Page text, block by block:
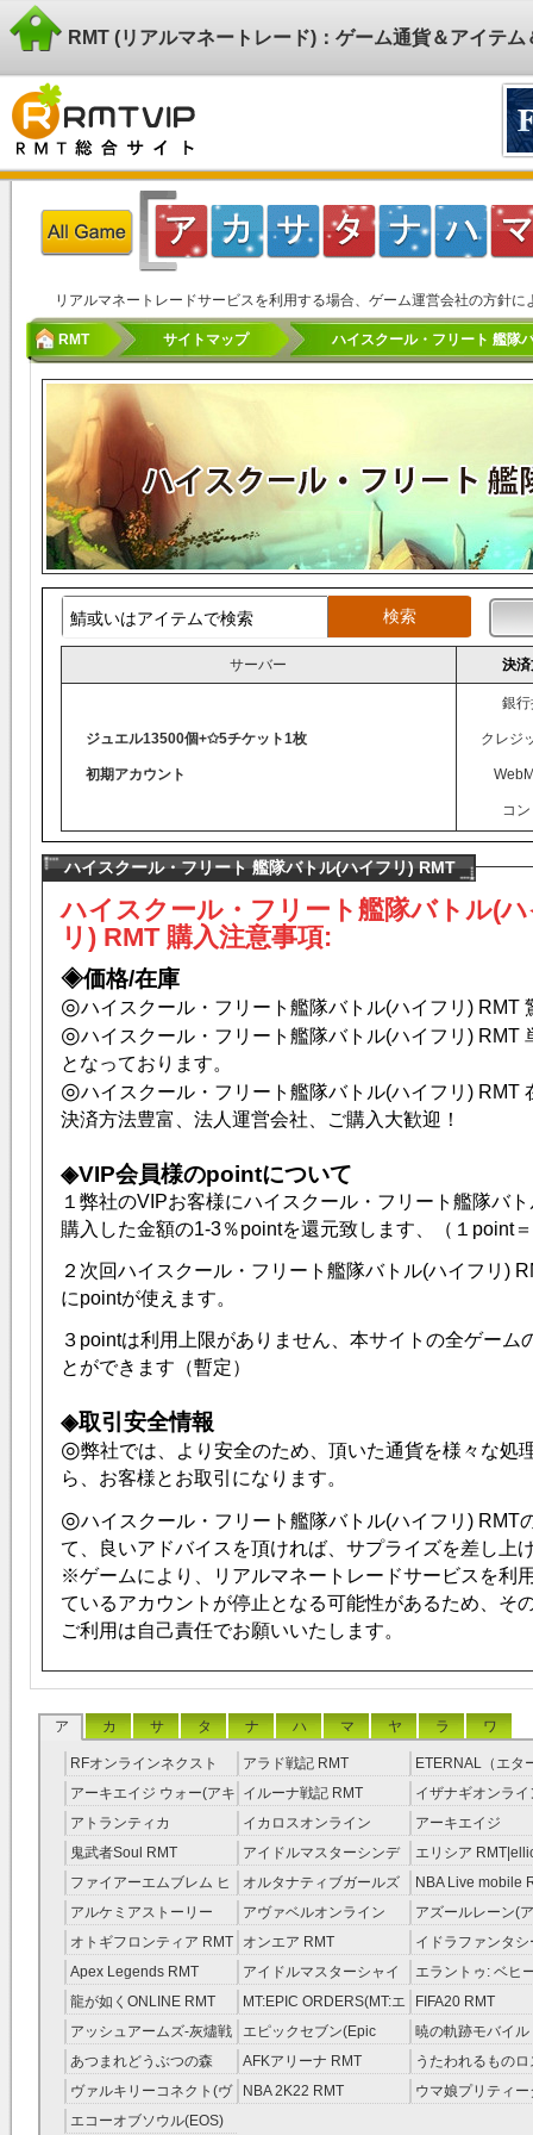
RMT (リアルマネートレード)：ゲーム通貨＆アイテ
リアルマネートレードサービスを利用する場合、ゲーム運営会社の方針
RMT サイトマップ ハイスクール・フリート 艦隊
サーバー 決
ジュエル13500個+✩5チケット1枚
初期アカウント
銀
クレジ
コ
ハイスクール・フリート 艦隊バトル(ハイフリ) RMT
ハイスクール・フリート艦隊バトル(
リ) RMT 購入注意事項:
◈価格/在庫
◎ハイスクール・フリート艦隊バトル(ハイフリ) RMT
◎ハイスクール・フリート艦隊バトル(ハイフリ) RMT
となっております。
◎ハイスクール・フリート艦隊バトル(ハイフリ) RMT
決済方法豊富、法人運営会社、ご購入大歓迎！
◈VIP会員様のpointについて
１弊社のVIPお客様にハイスクール・フリート艦隊バ
購入した金額の1-3％pointを還元致します、（１point
２次回ハイスクール・フリート艦隊バトル(ハイフリ)
にpointが使えます。
３pointは利用上限がありません、本サイトの全ゲーム
とができます（暫定）
◈取引安全情報
◎弊社では、より安全のため、頂いた通貨を様々な処
ら、お客様とお取引になります。
◎ハイスクール・フリート艦隊バトル(ハイフリ) RMT
て、良いアドバイスを頂ければ、サプライズを差し上
※ゲームにより、リアルマネートレードサービスを利
ているアカウントが停止となる可能性があるため、そ
ご利用は自己責任でお願いいたします。
ア カ サ タ ナ ハ マ ヤ ラ ワ
RFオンラインネクスト
RMT
アラド戦記 RMT
ETERNAL（エタ
RMT
アーキエイジ ウォー(アキ
ウオ) RMT
イルーナ戦記 RMT
イザナギオンライ
アトランティカ
RMT|Atlantica RMT
イカロスオンライン
RMT（予約制）
アーキエイジ
RMT|ArcheAge
約制）
鬼武者Soul RMT
アイドルマスターシンデ
レラガールズ(モバマス)
RMT
エリシア
RMT
ファイアーエムブレム ヒ
ーローズ(FEヒーローズ)
RMT
オルタナティブガールズ
RMT
NBA Live mobile
アルケミアストーリー
（アルスト） RMT
アヴァベルオンライン
RMT
アズールレーン(
RMT
オトギフロンティア RMT オンエア RMT
イドラファンタシ
ーサーガ RMT
Apex Legends RMT
アイドルマスターシャイ
ニーカラーズ(シャニマス)
RMT
エラントゥ: ベヒ
ピリット RMT
龍が如くONLINE RMT
MT:EPIC ORDERS(MT:エ
ピック・オーダーズ)
RMT
FIFA20 RMT
アッシュアームズ‐灰燼戦
線 RMT
エピックセブン(Epic
Seven) RMT
暁の軌跡モバイル
伝説 ） RMT
あつまれどうぶつの森
RMT
AFKアリーナ RMT
うたわれるもの
ラグ(ロスフラ)
ヴァルキリーコネクト(ヴ
ァルコネ) RMT
NBA 2K22 RMT
ウマ娘プリティー
エコーオブソウル(EOS)